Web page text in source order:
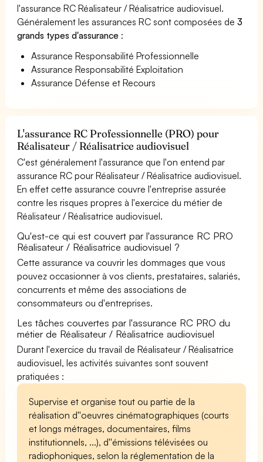
l'assurance RC Réalisateur / Réalisatrice audiovisuel.
Généralement les assurances RC sont composées de3
grands types d'assurance :
Assurance Responsabilité Professionnelle
Assurance Responsabilité Exploitation
Assurance Défense et Recours
L'assurance RC Professionnelle (PRO) pour
Réalisateur / Réalisatrice audiovisuel
C'est généralement l'assurance que l'on entend par
assurance RC pour Réalisateur / Réalisatrice audiovisuel.
En effet cette assurance couvre l'entreprise assurée
contre les risques propres à l'exercice du métier de
Réalisateur / Réalisatrice audiovisuel.
Qu'est-ce qui est couvert par l'assurance RC PRO
Réalisateur / Réalisatrice audiovisuel ?
Cette assurance va couvrir les dommages que vous
pouvez occasionner à vos clients, prestataires, salariés,
concurrents et même des associations de
consommateurs ou d'entreprises.
Les tâches couvertes par l'assurance RC PRO du
métier de Réalisateur / Réalisatrice audiovisuel
Durant l'exercice du travail de Réalisateur / Réalisatrice
audiovisuel, les activités suivantes sont souvent
pratiquées :
Supervise et organise tout ou partie de la
réalisation d''oeuvres cinématographiques (courts
et longs métrages, documentaires, films
institutionnels, ...), d''émissions télévisées ou
radiophoniques, selon la réglementation de la